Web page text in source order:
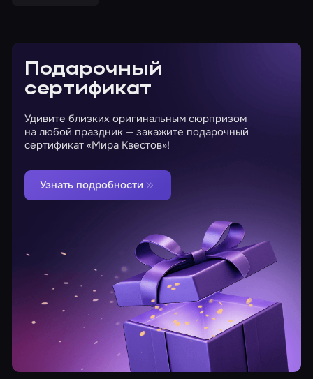
Подарочный
сертификат
Удивите близких оригинальным сюрпризом
на любой праздник — закажите подарочный
сертификат «Мира Квестов»!
Узнать подробности